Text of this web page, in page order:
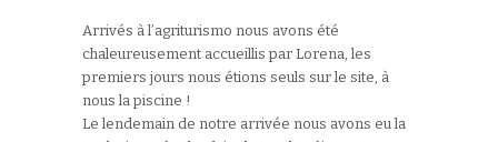
Arrivés à l’agriturismo nous avons été
chaleureusement accueillis par Lorena, les
premiers jours nous étions seuls sur le site, à
nous la piscine !
Le lendemain de notre arrivée nous avons eu la